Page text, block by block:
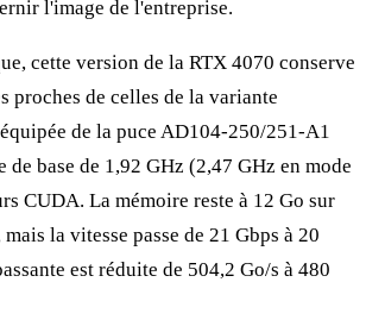
l'image de l'entreprise.
cette version de la RTX 4070 conserve
proches de celles de la variante
de la puce AD104-250/251-A1
de base de 1,92 GHz (2,47 GHz en mode
CUDA. La mémoire reste à 12 Go sur
la vitesse passe de 21 Gbps à 20
est réduite de 504,2 Go/s à 480